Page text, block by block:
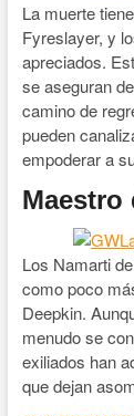
La muerte
Fyreslayer, y
apreciados.
se aseguran
camino de
pueden
empoderar a
Maestro
Los Namarti
como poco
Deepkin.
menudo se
exiliados han
que dejan